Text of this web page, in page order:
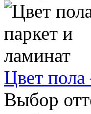
Цвет пола
Выбор